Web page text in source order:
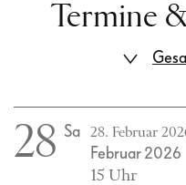
Termine
28 Sa 28. Februar
Februar 2026
15 Uhr